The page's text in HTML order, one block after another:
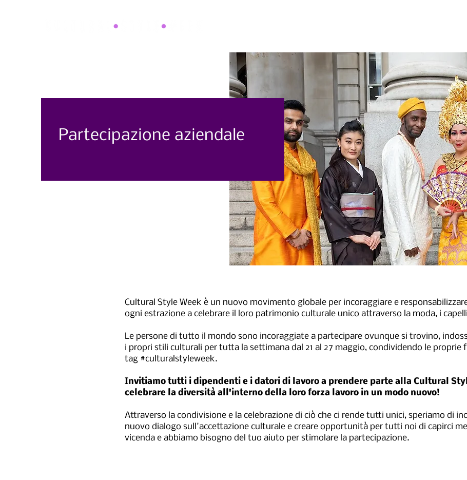
Partecipazione aziendale
Cultural Style Week è un nuovo movimento globale per incoraggiare e
ogni estrazione a celebrare il loro patrimonio culturale unico attraverso la moda, i
Le persone di tutto il mondo sono incoraggiate a partecipare ovunque si trovino,
i propri stili culturali per tutta la settimana dal 21 al 27 maggio, condividendo le proprie
tag #culturalstyleweek.
​Invitiamo tutti i dipendenti e i datori di lavoro a prendere parte alla Cultural
celebrare la diversità all'interno della loro forza lavoro in un modo nuovo!
Attraverso la condivisione e la celebrazione di ciò che ci rende tutti unici, speriamo di
nuovo dialogo sull'accettazione culturale e creare opportunità per tutti noi di capirci
vicenda e abbiamo bisogno del tuo aiuto per stimolare la partecipazione.